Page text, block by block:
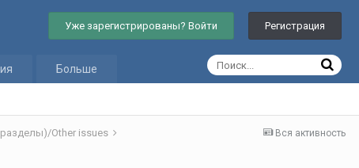
Уже зарегистрированы? Войти Регистрация
Больше
Вся активность
Other issues